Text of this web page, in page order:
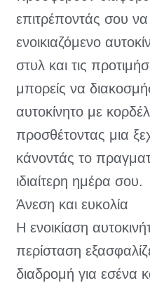
επιτρέποντάς σου να
ενοικιαζόμενο
στυλ και τις
μπορείς να
αυτοκίνητο με
προσθέτοντας μια
κάνοντάς το
ιδιαίτερη ημέρα σου.
Άνεση και ευκολία
Η ενοικίαση
περίσταση
διαδρομή για εσένα